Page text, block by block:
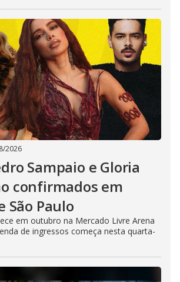
2026
Sampaio e Gloria
confirmados em
São Paulo
em outubro na Mercado Livre Arena
de ingressos começa nesta quarta-